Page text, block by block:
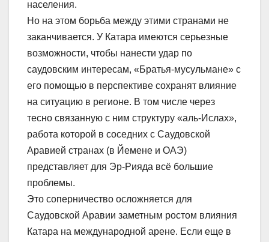
населения.
Но на этом борьба между этими странами не
заканчивается. У Катара имеются серьезные
возможности, чтобы нанести удар по
саудовским интересам, «Братья-мусульмане» с
его помощью в перспективе сохранят влияние
на ситуацию в регионе. В том числе через
тесно связанную с ним структуру «аль-Ислах»,
работа которой в соседних с Саудовской
Аравией странах (в Йемене и ОАЭ)
представляет для Эр-Рияда всё большие
проблемы.
Это соперничество осложняется для
Саудовской Аравии заметным ростом влияния
Катара на международной арене. Если еще в